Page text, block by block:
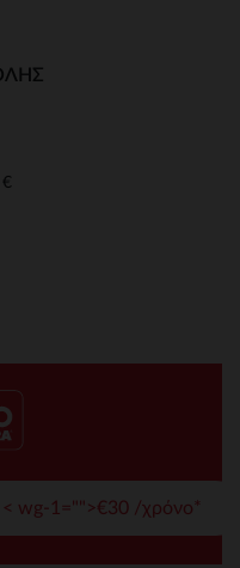
< wg-1="">€30 /χρόνο*